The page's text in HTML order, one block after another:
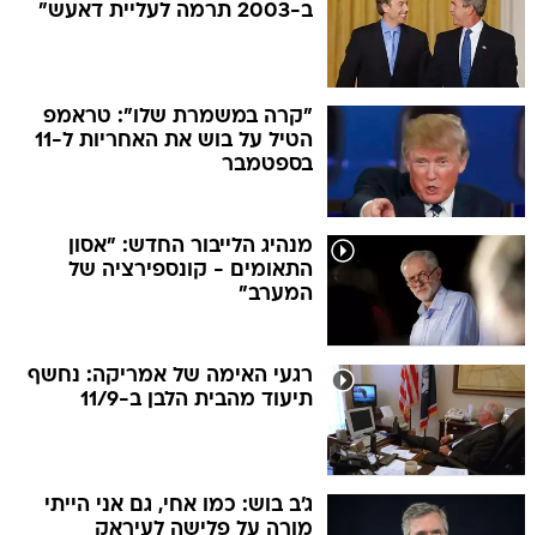
ב-2003 תרמה לעליית דאעש"
"קרה במשמרת שלו": טראמפ
הטיל על בוש את האחריות ל-11
בספטמבר
מנהיג הלייבור החדש: "אסון
התאומים - קונספירציה של
המערב"
רגעי האימה של אמריקה: נחשף
תיעוד מהבית הלבן ב-11/9
ג'ב בוש: כמו אחי, גם אני הייתי
מורה על פלישה לעיראק